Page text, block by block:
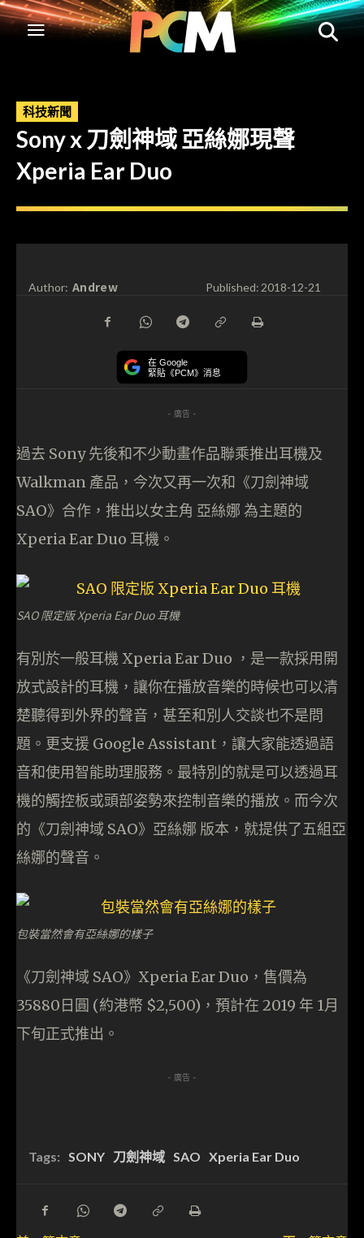
科技新聞
Sony x 刀劍神域 亞絲娜現聲
Xperia Ear Duo
Author: Andrew Published:2018-12-21
在 Google
緊貼《PCM》消息
- 廣告 -
過去 Sony 先後和不少動畫作品聯乘推出耳機及
Walkman 產品，今次又再一次和《刀劍神域
SAO》合作，推出以女主角 亞絲娜 為主題的
Xperia Ear Duo 耳機。
SAO 限定版 Xperia Ear Duo 耳機
有別於一般耳機 Xperia Ear Duo ，是一款採用開
放式設計的耳機，讓你在播放音樂的時候也可以清
楚聽得到外界的聲音，甚至和別人交談也不是問
題。更支援 Google Assistant，讓大家能透過語
音和使用智能助理服務。最特別的就是可以透過耳
機的觸控板或頭部姿勢來控制音樂的播放。而今次
的《刀劍神域 SAO》亞絲娜 版本，就提供了五組亞
絲娜的聲音。
包裝當然會有亞絲娜的樣子
《刀劍神域 SAO》Xperia Ear Duo，售價為
35880日圓 (約港幣 $2,500)，預計在 2019 年 1月
下旬正式推出。
- 廣告 -
Tags: SONY 刀劍神域 SAO Xperia Ear Duo